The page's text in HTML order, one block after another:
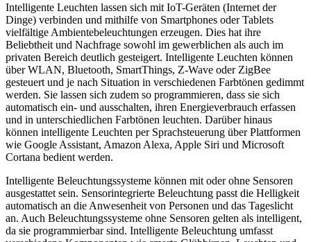
Intelligente Leuchten lassen sich mit IoT-Geräten (Internet der
Dinge) verbinden und mithilfe von Smartphones oder Tablets
vielfältige Ambientebeleuchtungen erzeugen. Dies hat ihre
Beliebtheit und Nachfrage sowohl im gewerblichen als auch im
privaten Bereich deutlich gesteigert. Intelligente Leuchten können
über WLAN, Bluetooth, SmartThings, Z-Wave oder ZigBee
gesteuert und je nach Situation in verschiedenen Farbtönen gedimmt
werden. Sie lassen sich zudem so programmieren, dass sie sich
automatisch ein- und ausschalten, ihren Energieverbrauch erfassen
und in unterschiedlichen Farbtönen leuchten. Darüber hinaus
können intelligente Leuchten per Sprachsteuerung über Plattformen
wie Google Assistant, Amazon Alexa, Apple Siri und Microsoft
Cortana bedient werden.
Intelligente Beleuchtungssysteme können mit oder ohne Sensoren
ausgestattet sein. Sensorintegrierte Beleuchtung passt die Helligkeit
automatisch an die Anwesenheit von Personen und das Tageslicht
an. Auch Beleuchtungssysteme ohne Sensoren gelten als intelligent,
da sie programmierbar sind. Intelligente Beleuchtung umfasst